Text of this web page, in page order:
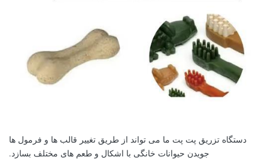
دستگاه تزریق پت پت ما می تواند از طریق تغییر قالب ها و فرمول ها
جویدن حیوانات خانگی با اشکال و طعم های مختلف بسازد.